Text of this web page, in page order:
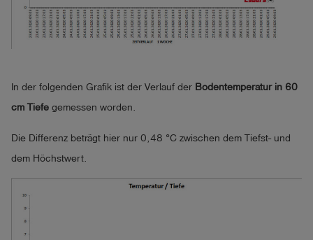
In der folgenden Grafik ist der Verlauf der Bodentemperatur in 60
cm Tiefe gemessen worden.
Die Differenz beträgt hier nur 0,48 °C zwischen dem Tiefst- und
dem Höchstwert.